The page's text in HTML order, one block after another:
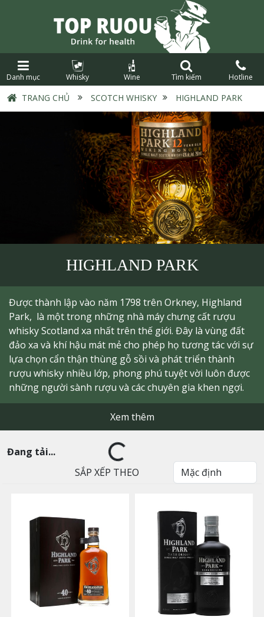
Danh mục Whisky Wine Tìm kiếm Hotline
TRANG CHỦ › SCOTCH WHISKY › HIGHLAND PARK
HIGHLAND PARK
Được thành lập vào năm 1798 trên Orkney, Highland
Park, là một trong những nhà máy chưng cất rượu
whisky Scotland xa nhất trên thế giới. Đây là vùng đất
đảo xa và khí hậu mát mẻ cho phép họ tương tác với sự
lựa chọn cẩn thận thùng gỗ sồi và phát triển thành
rượu whisky nhiều lớp, phong phú tuyệt vời luôn được
những người sành rượu và các chuyên gia khen ngợi.
Xem thêm
Đang tải...
SẮP XẾP THEO